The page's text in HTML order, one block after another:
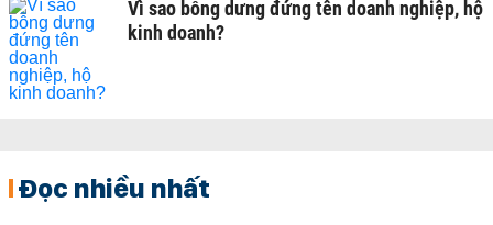
Vì sao bỗng dưng đứng tên doanh nghiệp, hộ
kinh doanh?
Đọc nhiều nhất